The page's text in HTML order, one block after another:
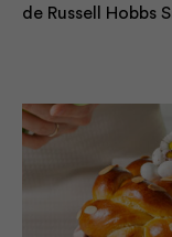
de Russell Hobbs